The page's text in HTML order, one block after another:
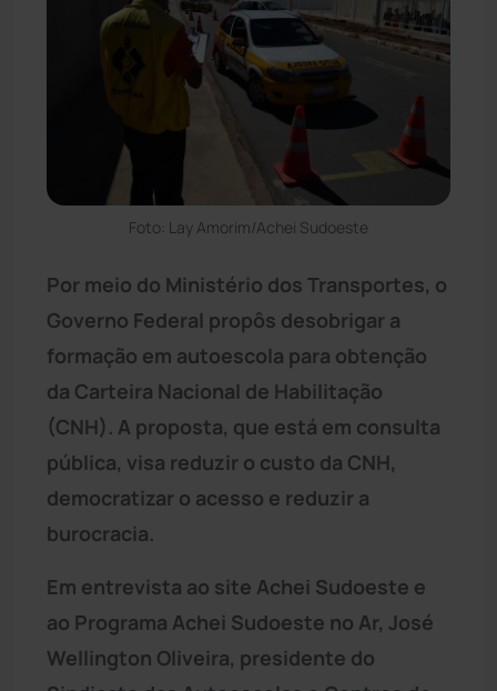
Foto: Lay Amorim/Achei Sudoeste
Por meio do Ministério dos Transportes, o
Governo Federal propôs desobrigar a
formação em autoescola para obtenção
da Carteira Nacional de Habilitação
(CNH). A proposta, que está em consulta
pública, visa reduzir o custo da CNH,
democratizar o acesso e reduzir a
burocracia.
Em entrevista ao site Achei Sudoeste e
ao Programa Achei Sudoeste no Ar, José
Wellington Oliveira, presidente do